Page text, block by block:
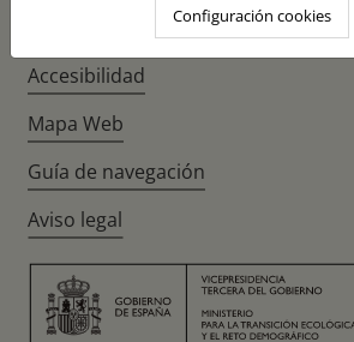
Configuración cookies
Accesibilidad
Mapa Web
Guía de navegación
Aviso legal